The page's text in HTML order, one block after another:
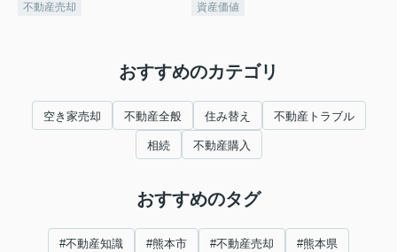
不動産売却
資産価値
おすすめのカテゴリ
空き家売却 不動産全般 住み替え 不動産トラブル
相続 不動産購入
おすすめのタグ
#不動産知識 #熊本市 #不動産売却 #熊本県